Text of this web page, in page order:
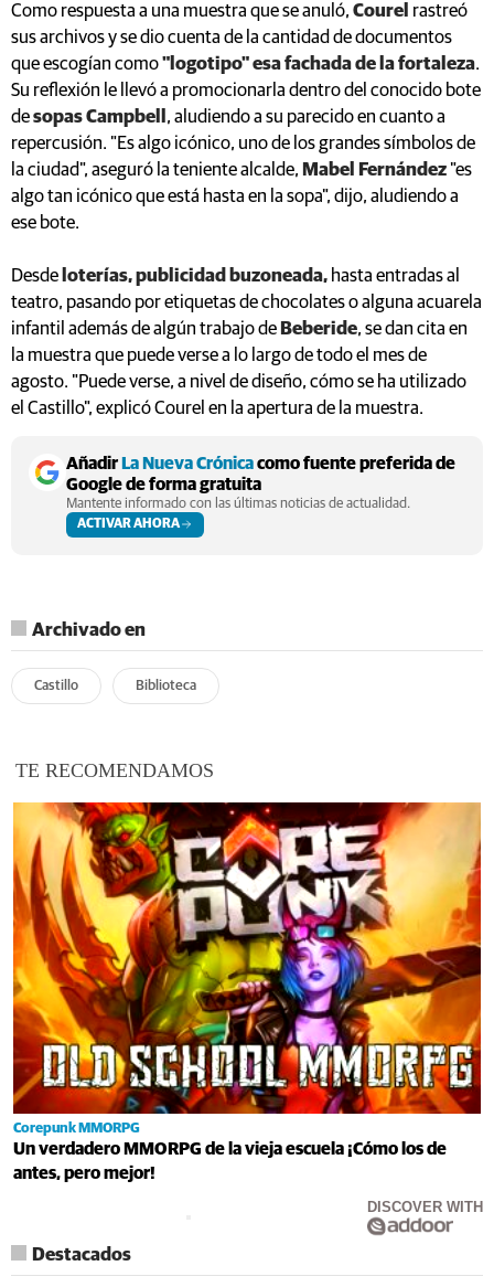
Como respuesta a una muestra que se anuló, Courel rastreó
sus archivos y se dio cuenta de la cantidad de documentos
que escogían como"logotipo" esa fachada de la fortaleza.
Su reflexión le llevó a promocionarla dentro del conocido bote
desopas Campbell , aludiendo a su parecido en cuanto a
repercusión. "Es algo icónico, uno de los grandes símbolos de
la ciudad", aseguró la teniente alcalde, Mabel Fernández "es
algo tan icónico que está hasta en la sopa", dijo, aludiendo a
ese bote.
Desde loterías, publicidad buzoneada, hasta entradas al
teatro, pasando por etiquetas de chocolates o alguna acuarela
infantil además de algún trabajo de Beberide, se dan cita en
la muestra que puede verse a lo largo de todo el mes de
agosto. "Puede verse, a nivel de diseño, cómo se ha utilizado
el Castillo", explicó Courel en la apertura de la muestra.
AñadirLa Nueva Crónicacomo fuente preferida de
Google de forma gratuita
Mantente informado con las últimas noticias de actualidad.
ACTIVAR AHORA
Archivado en
Castillo Biblioteca
TE RECOMENDAMOS
Corepunk MMORPG
Un verdadero MMORPG de la vieja escuela ¡Cómo los de
antes, pero mejor!
DISCOVER WITH
Destacados